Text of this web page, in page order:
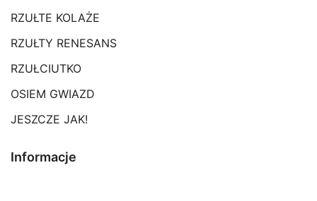
RZUŁTE KOLAŻE
RZUŁTY RENESANS
RZUŁCIUTKO
OSIEM GWIAZD
JESZCZE JAK!
Informacje